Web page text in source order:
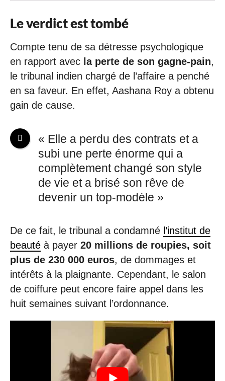
Le verdict est tombé
Compte tenu de sa détresse psychologique
en rapport avec la perte de son gagne-pain,
le tribunal indien chargé de l’affaire a penché
en sa faveur. En effet, Aashana Roy a obtenu
gain de cause.
« Elle a perdu des contrats et a
subi une perte énorme qui a
complètement changé son style
de vie et a brisé son rêve de
devenir un top-modèle »
De ce fait, le tribunal a condamné l’institut de
beauté à payer 20 millions de roupies, soit
plus de 230 000 euros, de dommages et
intérêts à la plaignante. Cependant, le salon
de coiffure peut encore faire appel dans les
huit semaines suivant l’ordonnance.